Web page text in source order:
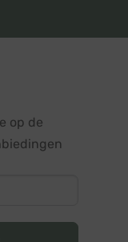
op de